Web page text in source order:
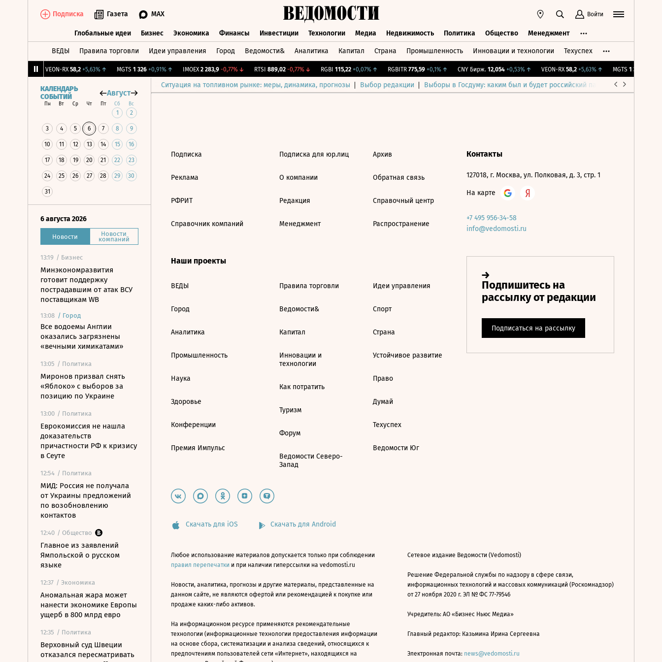
Подписка Газета MAX Войти
Глобальные идеи Бизнес Экономика Финансы Инвестиции Технологии Медиа Недвижимость Политика Общество Менеджмент
ВЕДЫ Правила торговли Идеи управления Город Ведомости& Аналитика Капитал Страна Промышленность Инновации и технологии Техуспех
VEON-RX 58,2 +5,63%↑ MGTS 1 326 +0,91%↑ IMOEX 2 283,9 -0,77%↓ RTSI 889,02 -0,77%↓ RGBI 115,22 +0,07%↑ RGBITR 775,59 +0,1%↑ CNY Бирж. 12,054 +0,53%↑ VEON-RX 58,2 +5,63%↑ MGTS 1 326
Ситуация на топливном рынке: меры, динамика, прогнозы Выбор редакции Выборы в Госдуму: каким был и будет российский парламент
КАЛЕНДАРЬ
СОБЫТИЙ
Август
Пн Вт Ср Чт Пт Сб Вс
1 2
3 4 5 6 7 8 9
10 11 12 13 14 15 16
17 18 19 20 21 22 23
24 25 26 27 28 29 30
31
6 августа 2026
Новости Новости
компаний
13:19 / Бизнес
Минэкономразвития
готовит поддержку
пострадавшим от атак ВСУ
поставщикам WB
13:08 / Город
Все водоемы Англии
оказались загрязнены
«вечными химикатами»
13:05 / Политика
Миронов призвал снять
«Яблоко» с выборов за
позицию по Украине
13:00 / Политика
Еврокомиссия не нашла
доказательств
причастности РФ к кризису
в Сеуте
12:54 / Политика
МИД: Россия не получала
от Украины предложений
по возобновлению
контактов
12:40 / Общество
Главное из заявлений
Ямпольской о русском
языке
12:37 / Экономика
Аномальная жара может
нанести экономике Европы
ущерб в 800 млрд евро
12:35 / Политика
Верховный суд Швеции
отказался пересматривать
Подписка
Реклама
РФРИТ
Справочник компаний
Подписка для юр.лиц
О компании
Редакция
Менеджмент
Архив
Обратная связь
Справочный центр
Распространение
Наши проекты
ВЕДЫ
Город
Аналитика
Промышленность
Наука
Здоровье
Конференции
Премия Импульс
Правила торговли
Ведомости&
Капитал
Инновации и
технологии
Как потратить
Туризм
Форум
Ведомости Северо-
Запад
Идеи управления
Спорт
Страна
Устойчивое развитие
Право
Думай
Техуспех
Ведомости Юг
Контакты
127018, г. Москва, ул. Полковая, д. 3, стр. 1
На карте
+7 495 956-34-58
info@vedomosti.ru
Скачать для iOS Скачать для Android
Любое использование материалов допускается только при соблюдении
правил перепечатки и при наличии гиперссылки на vedomosti.ru
Новости, аналитика, прогнозы и другие материалы, представленные на
данном сайте, не являются офертой или рекомендацией к покупке или
продаже каких-либо активов.
На информационном ресурсе применяются рекомендательные
технологии (информационные технологии предоставления информации
на основе сбора, систематизации и анализа сведений, относящихся к
предпочтениям пользователей сети «Интернет», находящихся на
Сетевое издание Ведомости (Vedomosti)
Решение Федеральной службы по надзору в сфере связи,
информационных технологий и массовых коммуникаций (Роскомнадзор)
от 27 ноября 2020 г. ЭЛ № ФС 77-79546
Учредитель: АО «Бизнес Ньюс Медиа»
Главный редактор: Казьмина Ирина Сергеевна
Электронная почта: news@vedomosti.ru